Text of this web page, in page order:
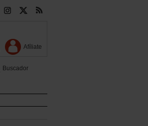
Afíliate
Buscador